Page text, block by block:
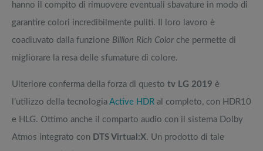
hanno il compito di rimuovere eventuali sbavature in modo di
garantire colori incredibilmente puliti. Il loro lavoro è
coadiuvato dalla funzione Billion Rich Color che permette di
migliorare la resa delle sfumature di colore.
Ulteriore conferma della forza di questo tv LG 2019 è
l’utilizzo della tecnologia Active HDR al completo, con HDR10
e HLG. Ottimo anche il comparto audio con il sistema Dolby
Atmos integrato con DTS Virtual:X. Un prodotto di tale